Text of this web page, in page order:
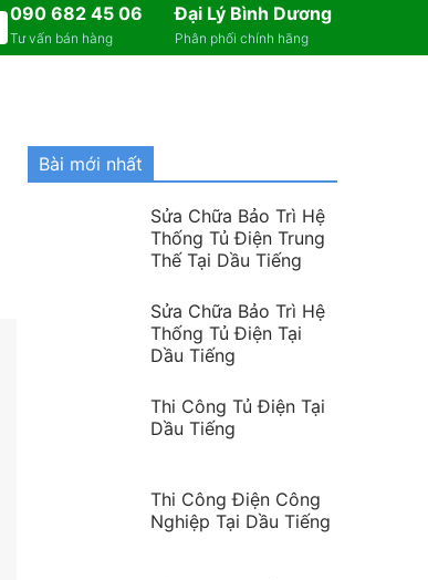
090 682 45 06
Tư vấn bán hàng
Đại Lý Bình Dương
Phân phối chính hãng
Bài mới nhất
Sửa Chữa Bảo Trì Hệ
Thống Tủ Điện Trung
Thế Tại Dầu Tiếng
Sửa Chữa Bảo Trì Hệ
Thống Tủ Điện Tại
Dầu Tiếng
Thi Công Tủ Điện Tại
Dầu Tiếng
Thi Công Điện Công
Nghiệp Tại Dầu Tiếng